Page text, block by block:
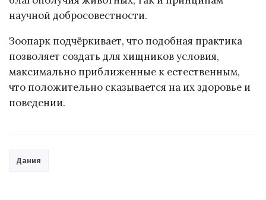
научной добросовестности.
Зоопарк подчёркивает, что подобная практика
позволяет создать для хищников условия,
максимально приближенные к естественным,
что положительно сказывается на их здоровье и
поведении.
Дания